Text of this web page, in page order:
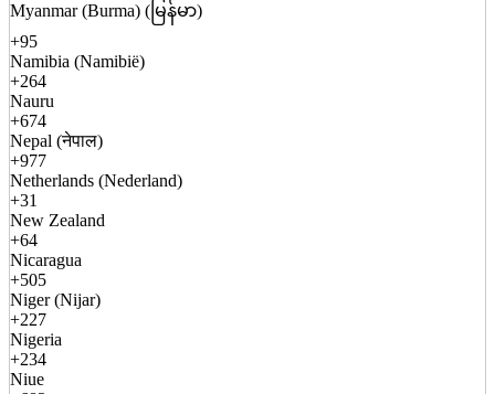
Myanmar (Burma) (မြန်မာ)
+95
Namibia (Namibië)
+264
Nauru
+674
Nepal (नेपाल)
+977
Netherlands (Nederland)
+31
New Zealand
+64
Nicaragua
+505
Niger (Nijar)
+227
Nigeria
+234
Niue